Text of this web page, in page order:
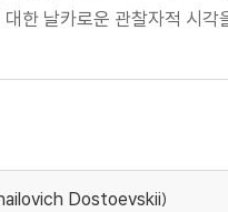
대한 날카로운 관찰자적 시
Dostoevskii)